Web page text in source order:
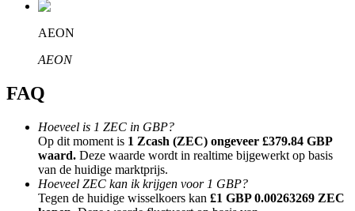
Bitrue Affiliates
AEON
AEON
FAQ
Hoeveel is 1 ZEC in GBP?
Op dit moment is 1 Zcash (ZEC) ongeveer £379.84 GBP
waard. Deze waarde wordt in realtime bijgewerkt op basis
van de huidige marktprijs.
Hoeveel ZEC kan ik krijgen voor 1 GBP?
Tegen de huidige wisselkoers kan £1 GBP 0.00263269 ZEC